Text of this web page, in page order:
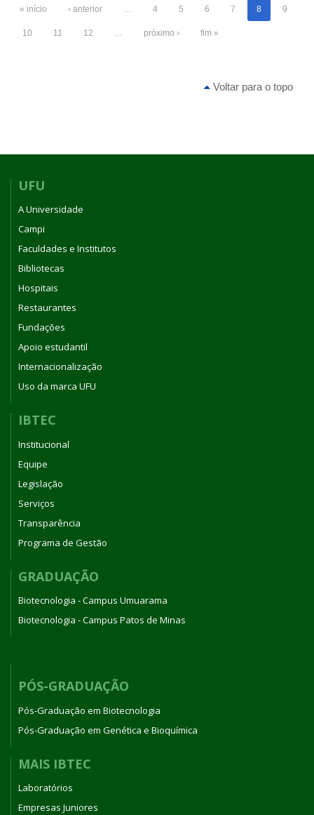
« início ‹ anterior … 4 5 6 7 8 9
10 11 12 … próximo › fim »
Voltar para o topo
UFU
A Universidade
Campi
Faculdades e Institutos
Bibliotecas
Hospitais
Restaurantes
Fundações
Apoio estudantil
Internacionalização
Uso da marca UFU
IBTEC
Institucional
Equipe
Legislação
Serviços
Transparência
Programa de Gestão
GRADUAÇÃO
Biotecnologia - Campus Umuarama
Biotecnologia - Campus Patos de Minas
PÓS-GRADUAÇÃO
Pós-Graduação em Biotecnologia
Pós-Graduação em Genética e Bioquímica
MAIS IBTEC
Laboratórios
Empresas Juniores